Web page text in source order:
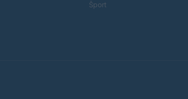
Šport